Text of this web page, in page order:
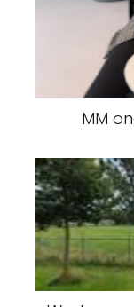
MM